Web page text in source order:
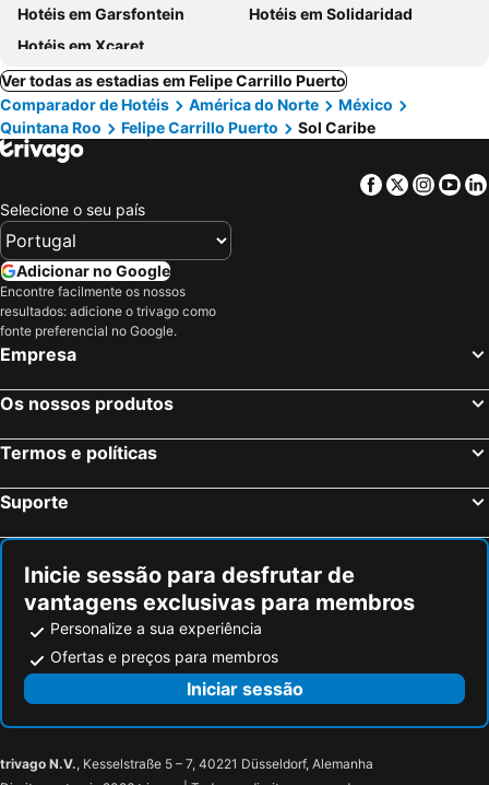
Hotéis em Garsfontein
Hotéis em Solidaridad
Hotéis em Xcaret
Ver todas as estadias em Felipe Carrillo Puerto
Comparador de Hotéis
América do Norte
México
Quintana Roo
Felipe Carrillo Puerto Sol Caribe
Facebook
Twitter
Selecione o seu país
Adicionar no Google
Encontre facilmente os nossos
resultados: adicione o trivago como
fonte preferencial no Google.
Empresa
Os nossos produtos
Termos e políticas
Suporte
Inicie sessão para desfrutar de
vantagens exclusivas para membros
Personalize a sua experiência
Ofertas e preços para membros
Iniciar sessão
trivago N.V., Kesselstraße 5 – 7, 40221 Düsseldorf, Alemanha